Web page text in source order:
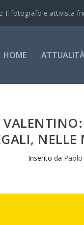
Il fotografo e attivista
HOME
Inserito da